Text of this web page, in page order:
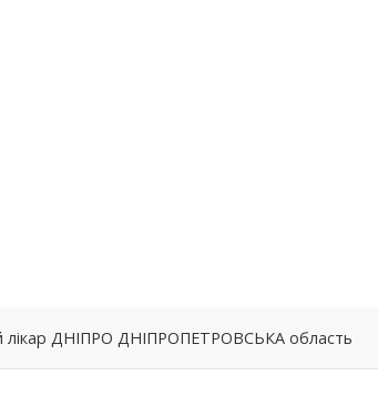
лікар ДНІПРО ДНІПРОПЕТРОВСЬКА область